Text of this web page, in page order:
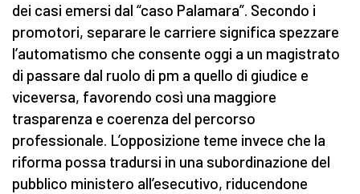
dei casi emersi dal “caso Palamara”. Secondo i
promotori, separare le carriere significa spezzare
l’automatismo che consente oggi a un magistrato
di passare dal ruolo di pm a quello di giudice e
viceversa, favorendo così una maggiore
trasparenza e coerenza del percorso
professionale. L’opposizione teme invece che la
riforma possa tradursi in una subordinazione del
pubblico ministero all’esecutivo, riducendone